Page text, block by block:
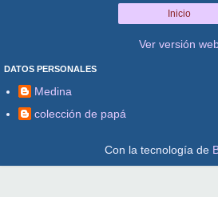
Inicio
Ver versión
DATOS PERSONALES
Medina
colección de papá
Con la tecnología de